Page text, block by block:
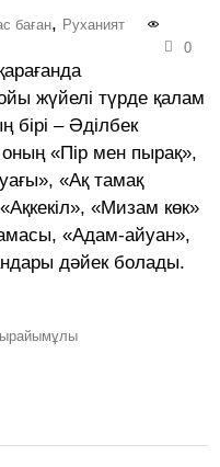
баған, Руханият
0
жүйелі түрде қалам
бірі – Әділбек
«Пір мен пырақ»,
«Ақ тамақ
«Мизам көк»
«Адам-айуан»,
дәйек болады.